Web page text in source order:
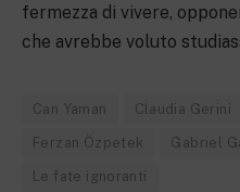
fermezza di vivere,
che avrebbe voluto
Can Yaman Claudia Gerini
Ferzan Özpetek Gabriel
Le fate ignoranti